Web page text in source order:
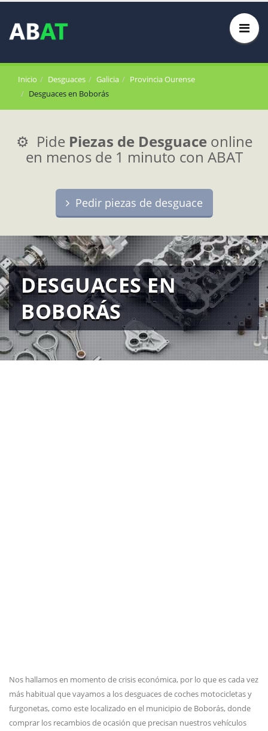
Inicio Desguaces Galicia
Provincia Ourense
Desguaces en Boborás
⚙️ Pide Piezas de Desguace online
en menos de 1 minuto con ABAT
Pedir piezas de desguace
DESGUACES EN
BOBORÁS
Nos hallamos en momento de crisis económica, por lo que es cada vez
más habitual que vayamos a los desguaces de coches motocicletas y
furgonetas, como este localizado en el municipio de Boborás, donde
comprar los recambios de ocasión que precisan nuestros vehículos